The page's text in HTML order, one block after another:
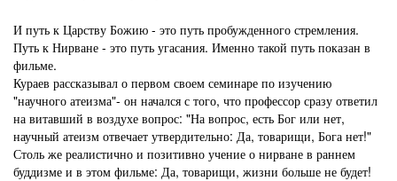
И путь к Царству Божию - это путь пробужденного стремления.
Путь к Нирване - это путь угасания. Именно такой путь показан в
фильме.
Кураев рассказывал о первом своем семинаре по изучению
"научного атеизма"- он начался с того, что профессор сразу ответил
на витавший в воздухе вопрос: "На вопрос, есть Бог или нет,
научный атеизм отвечает утвердительно: Да, товарищи, Бога нет!"
Столь же реалистично и позитивно учение о нирване в раннем
буддизме и в этом фильме: Да, товарищи, жизни больше не будет!